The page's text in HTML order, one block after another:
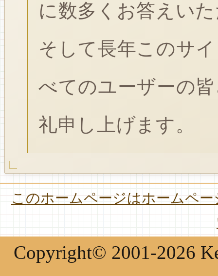
に数多くお答えい
そして長年このサ
べてのユーザーの
礼申し上げます。
このホームページはホームペ
Copyright© 2001-2026